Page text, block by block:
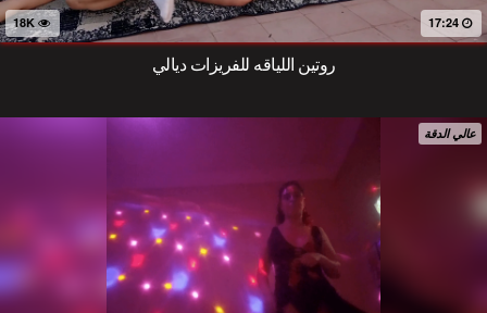
17:24
روتين اللياقه للفريزات ديالي
عالي الدقة